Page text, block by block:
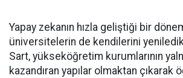
Yapay zekanın hızla geliştiği bir
üniversitelerin de kendilerini
Sart, yükseköğretim kurumlarının
kazandıran yapılar olmaktan çıkarak